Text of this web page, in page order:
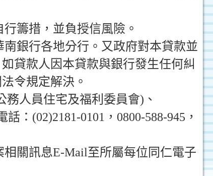
籌措，並負授信風險。
銀行各地分行。又政府對本貸款並
貸款人因本貸款與銀行發生任何糾
令規定解決。
務人員住宅及福利委員會) 、
話： (02)2181-0101 ， 0800-588-945 ，
相關訊息E-Mail至所屬每位同仁電子